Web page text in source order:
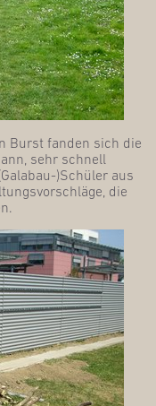
Burst fan­den sich die
sehr schnell
)Schüler aus
die